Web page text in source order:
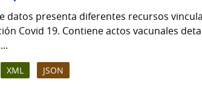
datos presenta diferentes recursos
Covid 19. Contiene actos vacunales
XML JSON